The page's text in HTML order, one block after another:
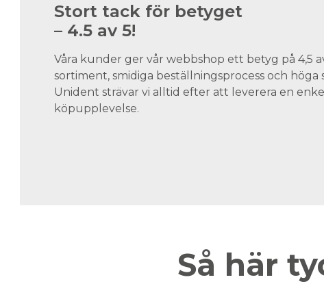
Stort tack för betyget
– 4.5 av 5!
Våra kunder ger vår webbshop ett betyg på 4,5
sortiment, smidiga beställningsprocess och höga
Unident strävar vi alltid efter att leverera en
köpupplevelse.
Så här